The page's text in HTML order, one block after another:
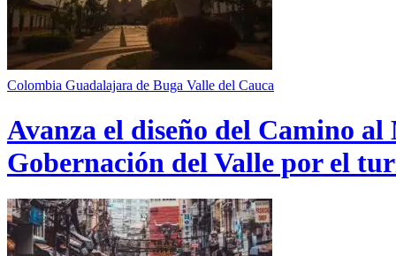
Colombia Guadalajara de Buga Valle del Cauca
Avanza el diseño del Camino
Gobernación del Valle por el